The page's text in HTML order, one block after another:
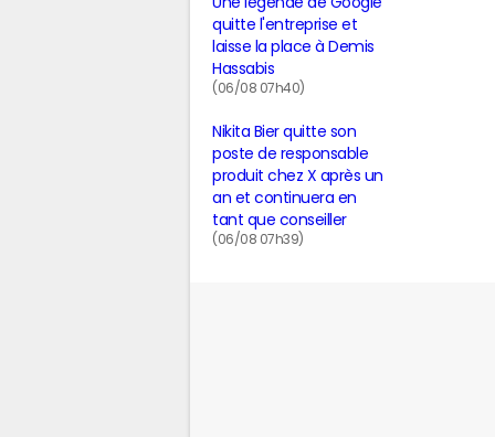
quitte l'entreprise et
laisse la place à Demis
Hassabis
(06/08 07h40)
Nikita Bier quitte son
poste de responsable
produit chez X après un
an et continuera en
tant que conseiller
(06/08 07h39)